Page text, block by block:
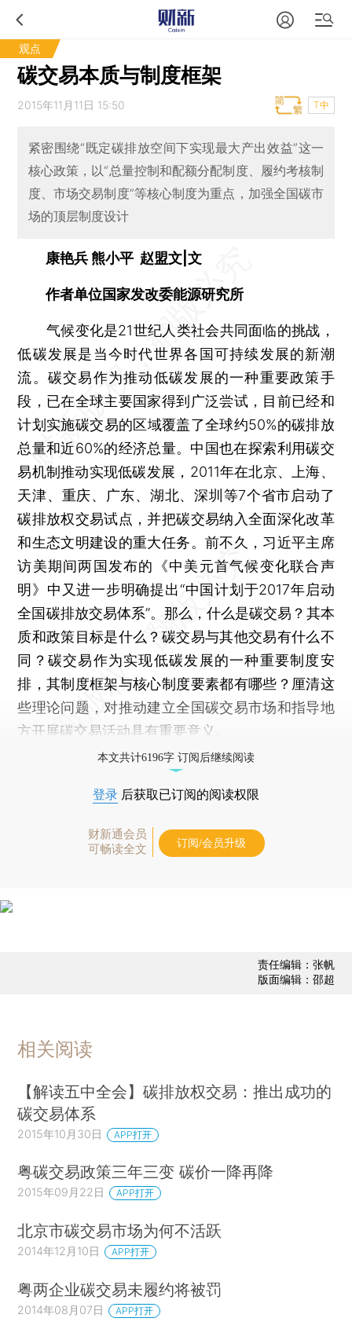
观点
碳交易本质与制度框架
2015年11月11日 15:50 T中
紧密围绕“既定碳排放空间下实现最大产出效益”这一
核心政策，以“总量控制和配额分配制度、履约考核制
度、市场交易制度”等核心制度为重点，加强全国碳市
场的顶层制度设计
康艳兵 熊小平 赵盟文|文
作者单位国家发改委能源研究所
气候变化是21世纪人类社会共同面临的挑战，
低碳发展是当今时代世界各国可持续发展的新潮
流。碳交易作为推动低碳发展的一种重要政策手
段，已在全球主要国家得到广泛尝试，目前已经和
计划实施碳交易的区域覆盖了全球约50%的碳排放
总量和近60%的经济总量。中国也在探索利用碳交
易机制推动实现低碳发展，2011年在北京、上海、
天津、重庆、广东、湖北、深圳等7个省市启动了
碳排放权交易试点，并把碳交易纳入全面深化改革
和生态文明建设的重大任务。前不久，习近平主席
访美期间两国发布的《中美元首气候变化联合声
明》中又进一步明确提出“中国计划于2017年启动
全国碳排放交易体系”。那么，什么是碳交易？其本
质和政策目标是什么？碳交易与其他交易有什么不
同？碳交易作为实现低碳发展的一种重要制度安
排，其制度框架与核心制度要素都有哪些？厘清这
些理论问题，对推动建立全国碳交易市场和指导地
方开展碳交易活动具有重要意义。
本文共计6196字 订阅后继续阅读
登录 后获取已订阅的阅读权限
财新通会员
可畅读全文
订阅/会员升级
责任编辑：张帆
版面编辑：邵超
相关阅读
【解读五中全会】碳排放权交易：推出成功的
碳交易体系
2015年10月30日 APP打开
粤碳交易政策三年三变 碳价一降再降
2015年09月22日 APP打开
北京市碳交易市场为何不活跃
2014年12月10日 APP打开
粤两企业碳交易未履约将被罚
2014年08月07日 APP打开